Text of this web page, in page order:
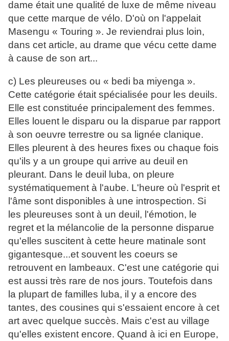
dame était une qualité de luxe de même niveau
que cette marque de vélo. D'où on l'appelait
Masengu « Touring ». Je reviendrai plus loin,
dans cet article, au drame que vécu cette dame
à cause de son art...
c) Les pleureuses ou « bedi ba miyenga ».
Cette catégorie était spécialisée pour les deuils.
Elle est constituée principalement des femmes.
Elles louent le disparu ou la disparue par rapport
à son oeuvre terrestre ou sa lignée clanique.
Elles pleurent à des heures fixes ou chaque fois
qu'ils y a un groupe qui arrive au deuil en
pleurant. Dans le deuil luba, on pleure
systématiquement à l'aube. L'heure où l'esprit et
l'âme sont disponibles à une introspection. Si
les pleureuses sont à un deuil, l'émotion, le
regret et la mélancolie de la personne disparue
qu'elles suscitent à cette heure matinale sont
gigantesque...et souvent les coeurs se
retrouvent en lambeaux. C'est une catégorie qui
est aussi très rare de nos jours. Toutefois dans
la plupart de familles luba, il y a encore des
tantes, des cousines qui s'essaient encore à cet
art avec quelque succès. Mais c'est au village
qu'elles existent encore. Quand à ici en Europe,